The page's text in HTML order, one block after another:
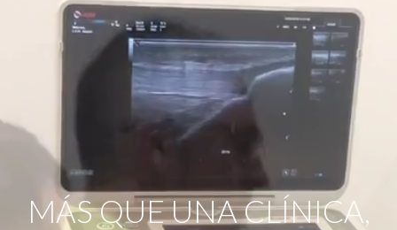
MÁS QUE UNA CLÍNICA,